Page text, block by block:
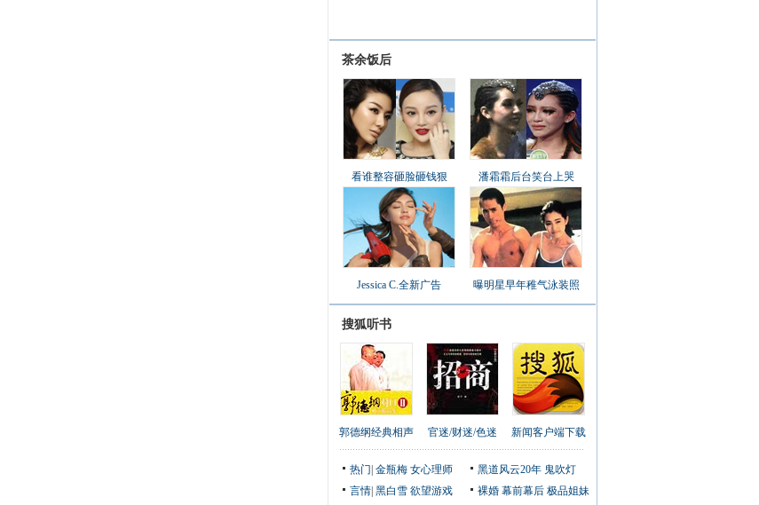
茶余饭后
看谁整容砸脸砸钱狠 潘霜霜后台笑台上哭
Jessica C.全新广告 曝明星早年稚气泳装照
搜狐听书
郭德纲经典相声 官迷/财迷/色迷 新闻客户端下载
热门 金瓶梅 女心理师 黑道风云20年 鬼吹灯
言情 黑白雪 欲望游戏 裸婚 幕前幕后 极品姐妹